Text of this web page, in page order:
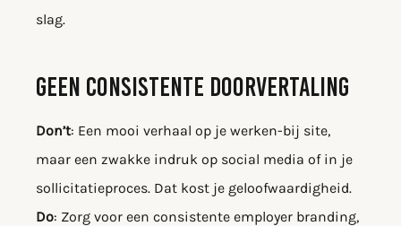
slag.
GEEN CONSISTENTE DOORVERTALING
Don’t: Een mooi verhaal op je werken-bij site,
maar een zwakke indruk op social media of in je
sollicitatieproces. Dat kost je geloofwaardigheid.
Do: Zorg voor een consistente employer branding,